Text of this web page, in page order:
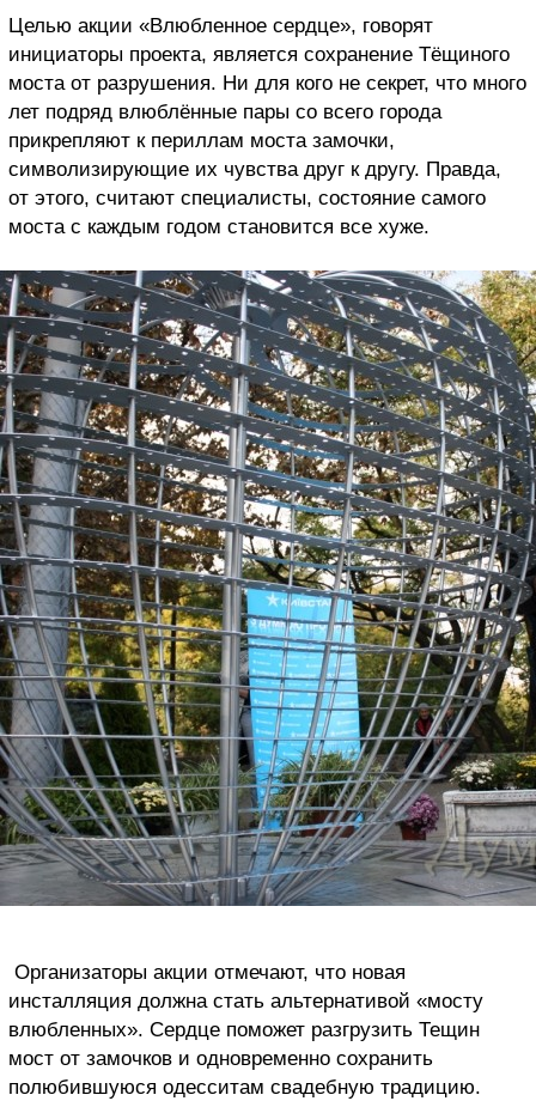
Целью акции «Влюбленное сердце», говорят
инициаторы проекта, является сохранение Тёщиного
моста от разрушения. Ни для кого не секрет, что много
лет подряд влюблённые пары со всего города
прикрепляют к периллам моста замочки,
символизирующие их чувства друг к другу. Правда,
от этого, считают специалисты, состояние самого
моста с каждым годом становится все хуже.
Организаторы акции отмечают, что новая
инсталляция должна стать альтернативой «мосту
влюбленных». Сердце поможет разгрузить Тещин
мост от замочков и одновременно сохранить
полюбившуюся одесситам свадебную традицию.